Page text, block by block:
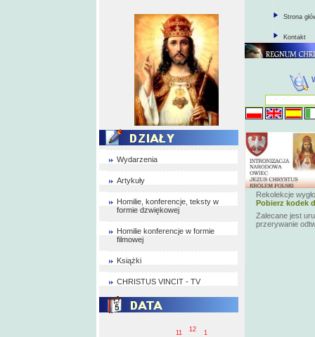
Wydarzenia
Artykuły
Homilie, konferencje, teksty w
formie dzwiękowej
Homilie konferencje w formie
filmowej
Książki
CHRISTUS VINCIT - TV
1
11
12
Strona
Kontakt
Rekolekcje
Pobierz kodek
Zalecane jest
przerywanie